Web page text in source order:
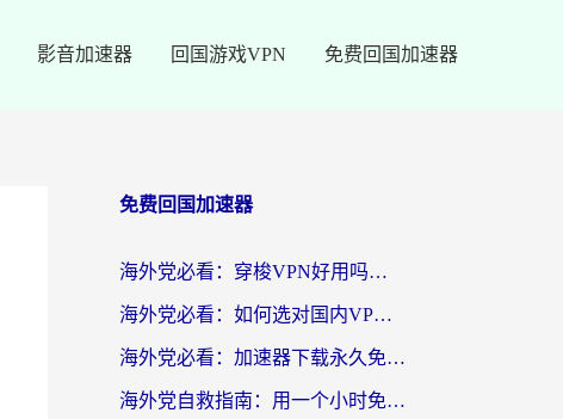
影音加速器 回国游戏VPN 免费回国加速器
免费回国加速器
海外党必看：穿梭VPN好用吗？和云帆VPN对比哪个回国效果更好？附真实测评+避坑指南
海外党必看：如何选对国内VPN，实现无缝访问国内资源？
海外党必看：加速器下载永久免费版真的存在吗？教你无缝访问国内资源的正确姿势
海外党自救指南：用一个小时免费加速器，轻松打破国内资源访问壁垒？